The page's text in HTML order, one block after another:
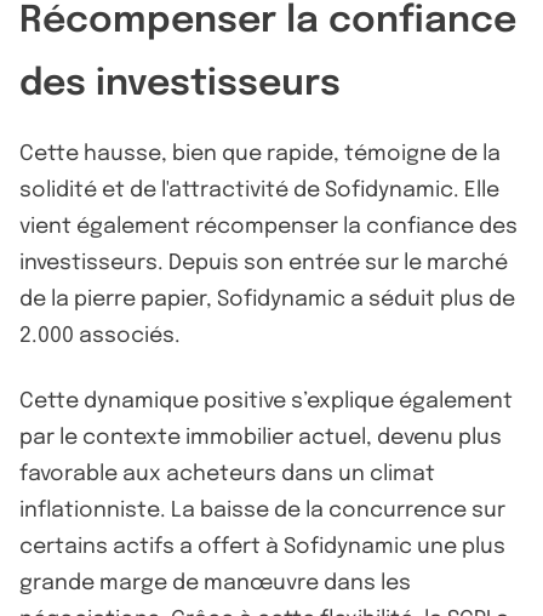
Récompenser la confiance
des investisseurs
Cette hausse, bien que rapide, témoigne de la
solidité et de l'attractivité de Sofidynamic. Elle
vient également récompenser la confiance des
investisseurs. Depuis son entrée sur le marché
de la pierre papier, Sofidynamic a séduit plus de
2.000 associés.
Cette dynamique positive s’explique également
par le contexte immobilier actuel, devenu plus
favorable aux acheteurs dans un climat
inflationniste. La baisse de la concurrence sur
certains actifs a offert à Sofidynamic une plus
grande marge de manœuvre dans les